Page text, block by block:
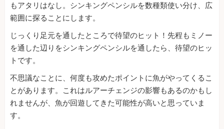
もアタリはなし。シンキングペンシルを数種類使い分け、広
範囲に探ることにします。
じっくり足元を通したところで待望のヒット！先程もミノー
を通した辺りをシンキングペンシルを通したら、待望のヒッ
トです。
不思議なことに、何度も攻めたポイントに魚がやってくるこ
とがあります。これはルアーチェンジの影響もあるのかもし
れませんが、魚が回遊してきた可能性が高いと思っていま
す。